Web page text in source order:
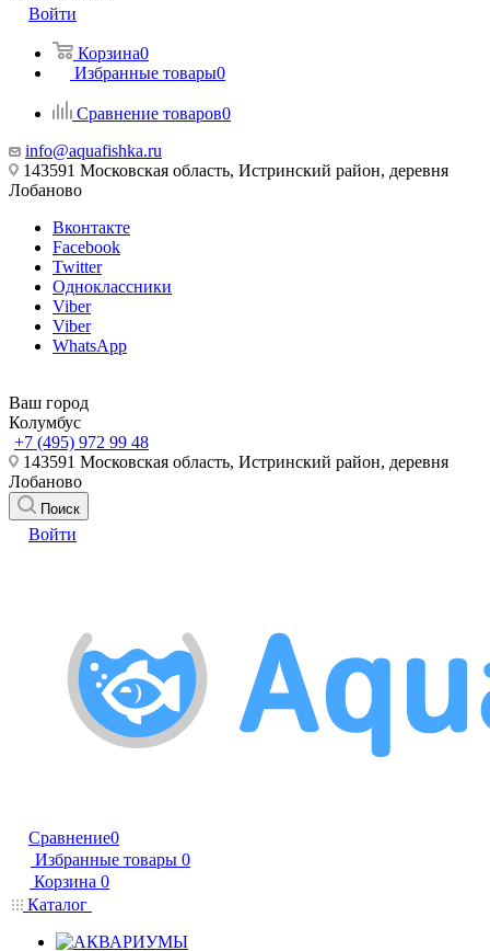
Войти
Корзина0
Избранные товары0
Сравнение товаров0
info@aquafishka.ru
143591 Московская область, Истринский район, деревня
Лобаново
Вконтакте
Facebook
Twitter
Одноклассники
Viber
Viber
WhatsApp
Ваш город
Колумбус
+7 (495) 972 99 48
143591 Московская область, Истринский район, деревня
Лобаново
Поиск
Войти
Сравнение0
Избранные товары 0
Корзина 0
Каталог